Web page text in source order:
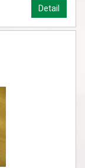
Detail